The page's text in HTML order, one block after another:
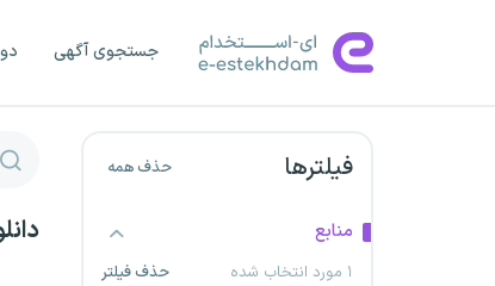
جستجوی آگهی
فیلترها حذف همه
منابع
۱ مورد انتخاب شده
حذف فیلتر
شرکت سهند راه ریل
شرکت برق ­رسانی فدک شهرکرد